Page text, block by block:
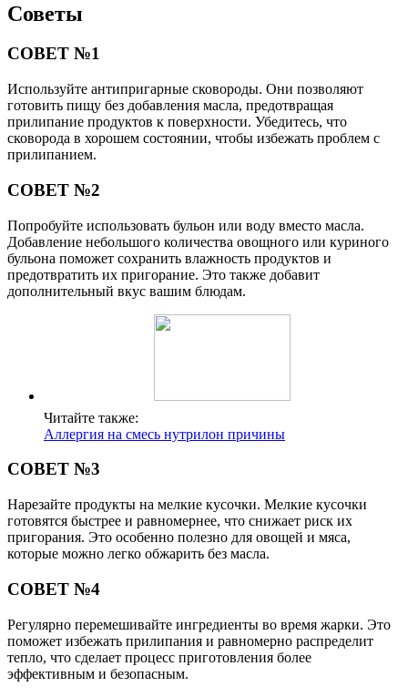
Советы
СОВЕТ №1
Используйте антипригарные сковороды. Они позволяют
готовить пищу без добавления масла, предотвращая
прилипание продуктов к поверхности. Убедитесь, что
сковорода в хорошем состоянии, чтобы избежать проблем с
прилипанием.
СОВЕТ №2
Попробуйте использовать бульон или воду вместо масла.
Добавление небольшого количества овощного или куриного
бульона поможет сохранить влажность продуктов и
предотвратить их пригорание. Это также добавит
дополнительный вкус вашим блюдам.
Читайте также:
Аллергия на смесь нутрилон причины
СОВЕТ №3
Нарезайте продукты на мелкие кусочки. Мелкие кусочки
готовятся быстрее и равномернее, что снижает риск их
пригорания. Это особенно полезно для овощей и мяса,
которые можно легко обжарить без масла.
СОВЕТ №4
Регулярно перемешивайте ингредиенты во время жарки. Это
поможет избежать прилипания и равномерно распределит
тепло, что сделает процесс приготовления более
эффективным и безопасным.